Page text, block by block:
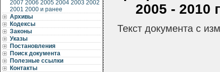
2007 2006 2005 2004 2003 2002
2001 2000 и ранее
Архивы
Кодексы
Законы
Указы
Постановления
Поиск документа
Полезные ссылки
Контакты
2005 - 2010
Текст документа с